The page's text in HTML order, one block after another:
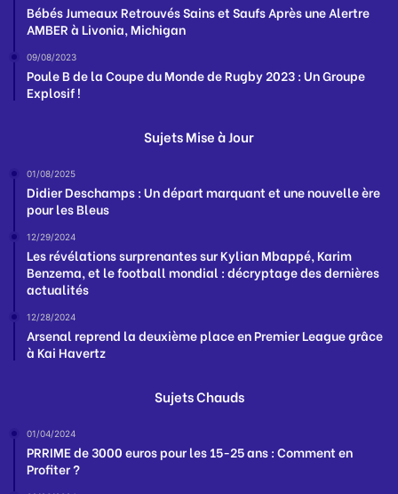
Bébés Jumeaux Retrouvés Sains et Saufs Après une Alertre
AMBER à Livonia, Michigan
09/08/2023
Poule B de la Coupe du Monde de Rugby 2023 : Un Groupe
Explosif !
Sujets Mise à Jour
01/08/2025
Didier Deschamps : Un départ marquant et une nouvelle ère
pour les Bleus
12/29/2024
Les révélations surprenantes sur Kylian Mbappé, Karim
Benzema, et le football mondial : décryptage des dernières
actualités
12/28/2024
Arsenal reprend la deuxième place en Premier League grâce
à Kai Havertz
Sujets Chauds
01/04/2024
PRRIME de 3000 euros pour les 15-25 ans : Comment en
Profiter ?